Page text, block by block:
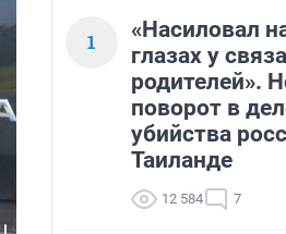
1
«Насиловал
глазах у
родителей».
поворот в
убийства
Таиланде
12 584 7